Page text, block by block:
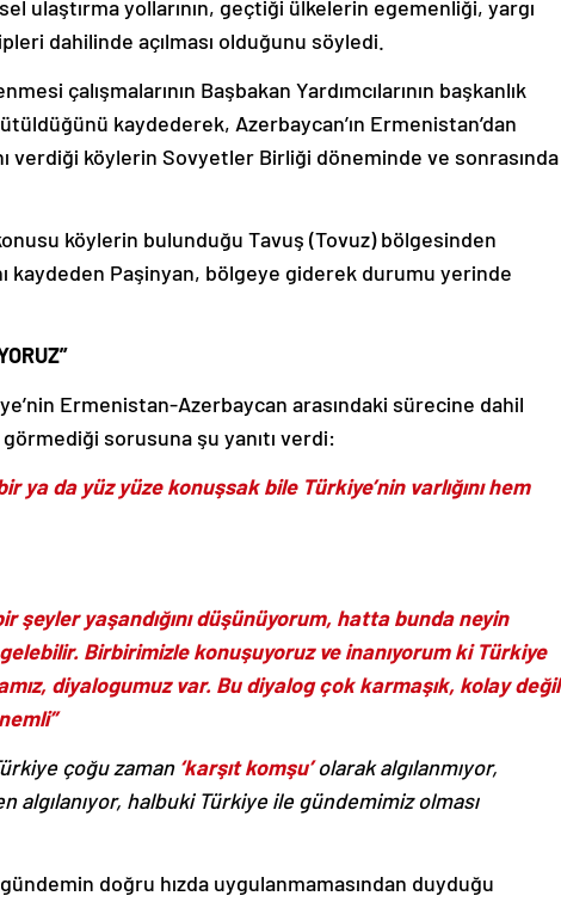
ulaştırma yollarının, geçtiği ülkelerin egemenliği, yargı
dahilinde açılması olduğunu söyledi.
çalışmalarının Başbakan Yardımcılarının başkanlık
kaydederek, Azerbaycan’ın Ermenistan’dan
verdiği köylerin Sovyetler Birliği döneminde ve sonrasında
köylerin bulunduğu Tavuş (Tovuz) bölgesinden
kaydeden Paşinyan, bölgeye giderek durumu yerinde
Ermenistan-Azerbaycan arasındaki sürecine dahil
sorusuna şu yanıtı verdi:
ya da yüz yüze konuşsak bile Türkiye’nin varlığını hem
şeyler yaşandığını düşünüyorum, hatta bunda neyin
Birbirimizle konuşuyoruz ve inanıyorum ki Türkiye
diyalogumuz var. Bu diyalog çok karmaşık, kolay değil
çoğu zaman ‘karşıt komşu’olarak algılanmıyor,
algılanıyor, halbuki Türkiye ile gündemimiz olması
doğru hızda uygulanmamasından duyduğu